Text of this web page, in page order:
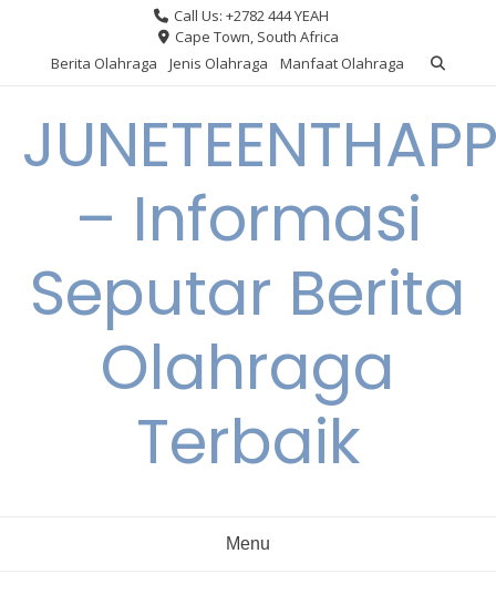
content
Call Us: +2782 444 YEAH
Cape Town, South Africa
Berita Olahraga
Jenis Olahraga Manfaat Olahraga
– Informasi
Seputar Berita
Olahraga
Terbaik
Menu